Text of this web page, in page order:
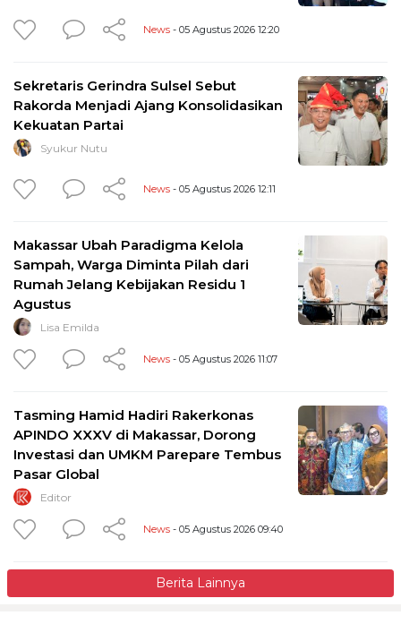
News - 05 Agustus 2026 12:20
Sekretaris Gerindra Sulsel Sebut
Rakorda Menjadi Ajang Konsolidasikan
Kekuatan Partai
Syukur Nutu
News - 05 Agustus 2026 12:11
Makassar Ubah Paradigma Kelola
Sampah, Warga Diminta Pilah dari
Rumah Jelang Kebijakan Residu 1
Agustus
Lisa Emilda
News - 05 Agustus 2026 11:07
Tasming Hamid Hadiri Rakerkonas
APINDO XXXV di Makassar, Dorong
Investasi dan UMKM Parepare Tembus
Pasar Global
Editor
News - 05 Agustus 2026 09:40
Berita Lainnya